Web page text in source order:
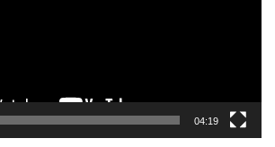
04:19